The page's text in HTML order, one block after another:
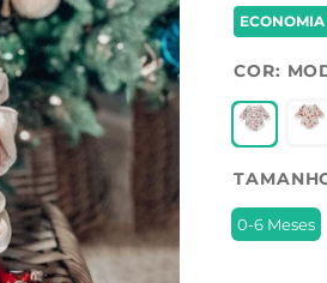
COR:
0-6 Meses